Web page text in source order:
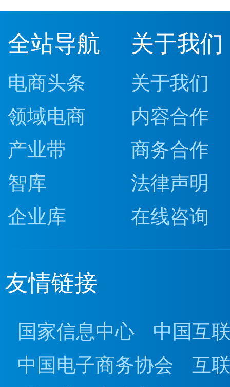
全站导航
电商头条
领域电商
产业带
智库
企业库
关于我们
关于我们
内容合作
商务合作
法律声明
在线咨询
友情链接
国家信息中心
中国互
中国电子商务协会
互